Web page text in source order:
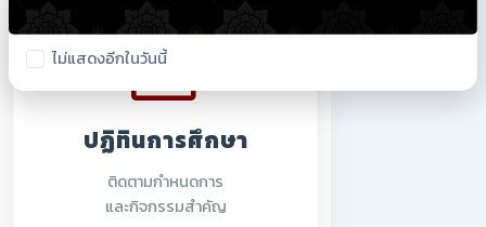
ปฏิทินการศึกษา
ติดตามกำหนดการ
และกิจกรรมสำคัญ
ไม่แสดงอีกในวันนี้